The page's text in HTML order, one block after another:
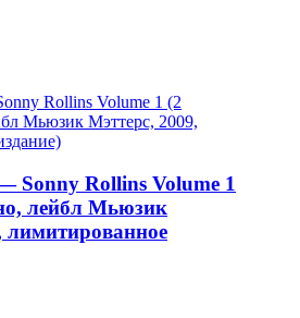
Sonny Rollins Volume 1
лейбл Мьюзик
лимитированное